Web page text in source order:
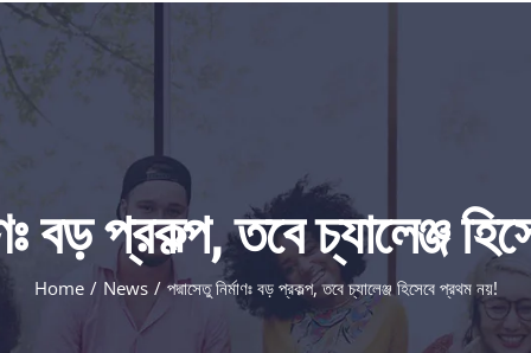
বড় প্রকল্প, তবে চ্যালেঞ্জ
Home News পদ্মাসেতু নির্মাণঃ বড় প্রকল্প, তবে চ্যালেঞ্জ হিসেবে প্রথম নয়!